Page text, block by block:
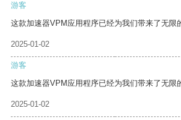
游客
这款加速器VPM应用程序已经为我们带来了无限
2025-01-02
游客
这款加速器VPM应用程序已经为我们带来了无限
2025-01-02